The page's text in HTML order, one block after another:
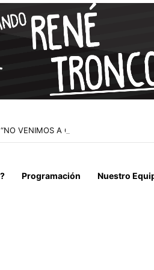
“NO VENIMOS A CELEBRAR LA
Programación Nuestro